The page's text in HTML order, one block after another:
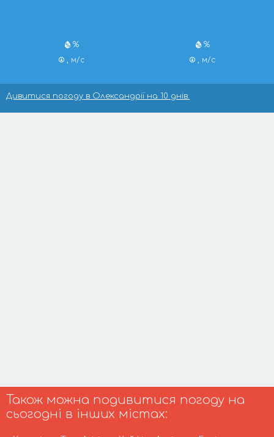
%
, м/с
%
, м/с
Дивитися погоду в Олександрії на 10 днів.
Також можна подивитися погоду на
сьогодні в інших містах: